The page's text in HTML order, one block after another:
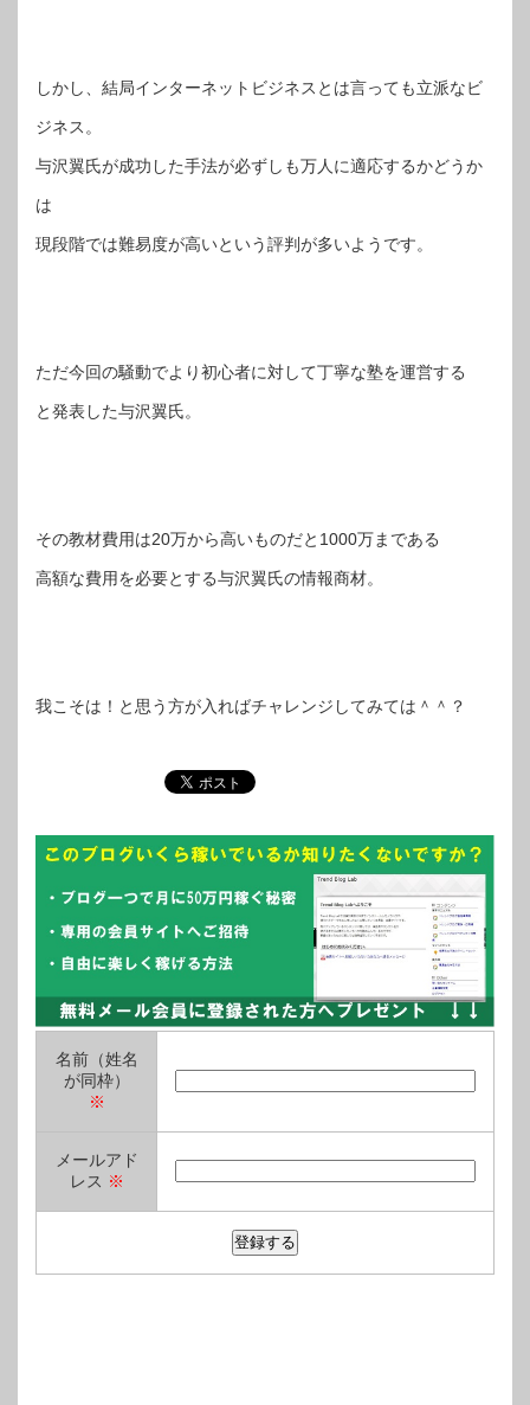
しかし、結局インターネットビジネスとは言っても立派なビ
ジネス。
与沢翼氏が成功した手法が必ずしも万人に適応するかどうか
は
現段階では難易度が高いという評判が多いようです。
ただ今回の騒動でより初心者に対して丁寧な塾を運営する
と発表した与沢翼氏。
その教材費用は20万から高いものだと1000万まである
高額な費用を必要とする与沢翼氏の情報商材。
我こそは！と思う方が入ればチャレンジしてみては＾＾？
名前（姓名
が同枠）
※
メールアド
レス ※